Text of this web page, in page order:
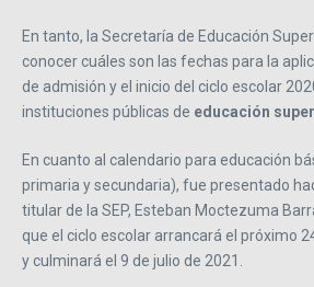
En tanto, la Secretaría de Educación
conocer cuáles son las fechas para la
de admisión y el inicio del ciclo escolar
instituciones públicas de educación
En cuanto al calendario para educación
primaria y secundaria), fue presentado
titular de la SEP, Esteban Moctezuma
que el ciclo escolar arrancará el próximo
y culminará el 9 de julio de 2021.